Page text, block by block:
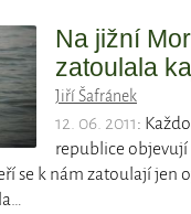
Na jižní
zatoulala
Jiří Šafránek
12. 06. 2011:
republice
se k nám zatoulají jen